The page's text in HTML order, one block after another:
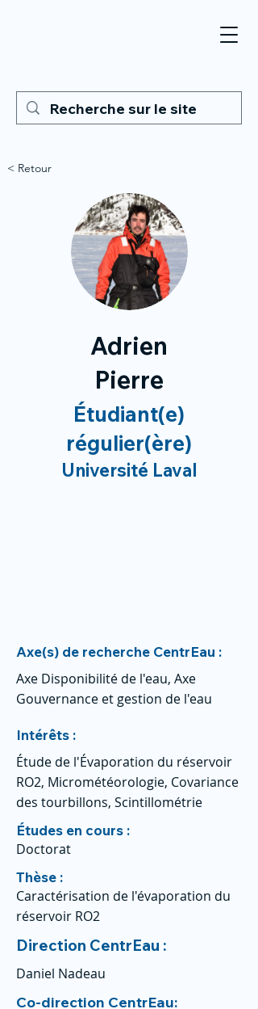
< Retour
Adrien
Pierre
Étudiant(e)
régulier(ère)
Université Laval
Axe(s) de recherche CentrEau :
Axe Disponibilité de l'eau, Axe
Gouvernance et gestion de l'eau
Intérêts :
Étude de l'Évaporation du réservoir
RO2, Micrométéorologie, Covariance
des tourbillons, Scintillométrie
Études en cours :
Doctorat
Thèse :
Caractérisation de l'évaporation du
réservoir RO2
Direction CentrEau :
Daniel Nadeau
Co-direction CentrEau: